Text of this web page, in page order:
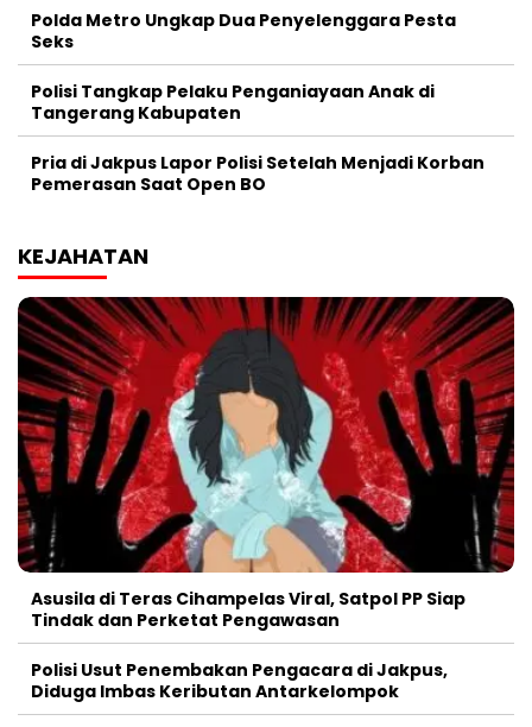
Polda Metro Ungkap Dua Penyelenggara Pesta
Seks
Polisi Tangkap Pelaku Penganiayaan Anak di
Tangerang Kabupaten
Pria di Jakpus Lapor Polisi Setelah Menjadi Korban
Pemerasan Saat Open BO
KEJAHATAN
Asusila di Teras Cihampelas Viral, Satpol PP Siap
Tindak dan Perketat Pengawasan
Polisi Usut Penembakan Pengacara di Jakpus,
Diduga Imbas Keributan Antarkelompok